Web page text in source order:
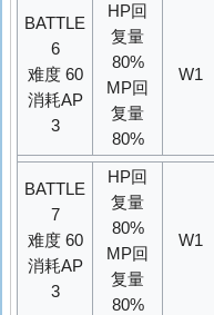
BATTLE
6
难度 60
消耗AP
3
HP回
复量
80%
MP回
复量
80%
W1
BATTLE
7
难度 60
消耗AP
3
HP回
复量
80%
MP回
复量
80%
W1